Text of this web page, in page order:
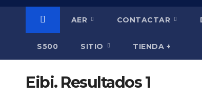
AER CONTACTAR
S500 SITIO TIENDA +
Eibi. Resultados 1